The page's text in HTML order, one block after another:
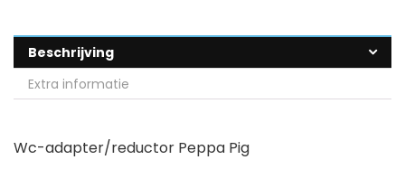
Beschrijving
Extra informatie
Wc-adapter/reductor Peppa Pig